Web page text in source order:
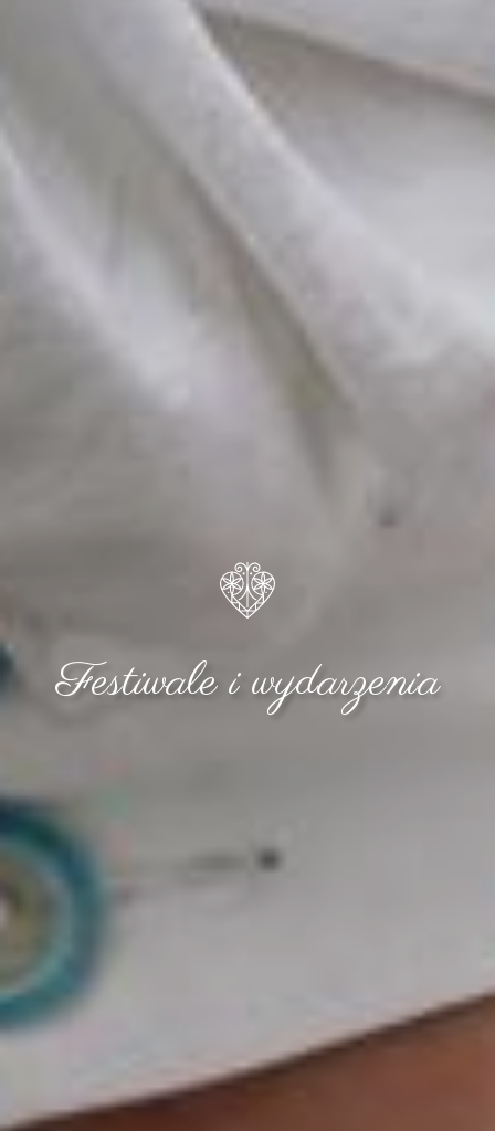
Festiwale i wydarzenia